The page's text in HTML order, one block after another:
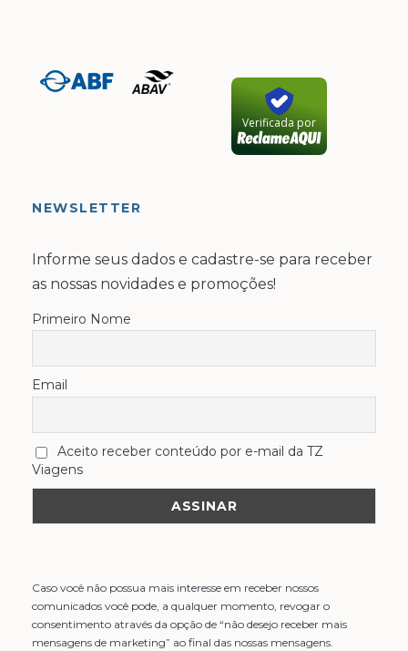
Verificada por
NEWSLETTER
Informe seus dados e cadastre-se para receber
as nossas novidades e promoções!
Primeiro Nome
Email
Aceito receber conteúdo por e-mail da TZ
Viagens
Caso você não possua mais interesse em receber nossos
comunicados você pode, a qualquer momento, revogar o
consentimento através da opção de “não desejo receber mais
mensagens de marketing” ao final das nossas mensagens.